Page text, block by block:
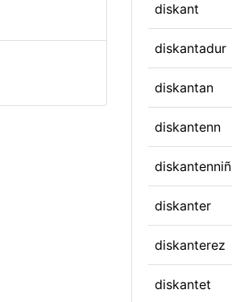
diskant
diskantadur
diskantan
diskantenn
diskantenniñ
diskanter
diskanterez
diskantet